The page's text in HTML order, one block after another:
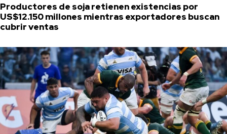
Productores de soja retienen existencias por
US$12.150 millones mientras exportadores buscan
cubrir ventas